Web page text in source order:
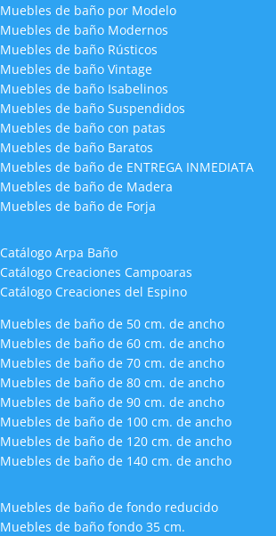
Muebles de baño por Modelo
Muebles de baño Modernos
Muebles de baño Rústicos
Muebles de baño Vintage
Muebles de baño Isabelinos
Muebles de baño Suspendidos
Muebles de baño con patas
Muebles de baño Baratos
Muebles de baño de ENTREGA INMEDIATA
Muebles de baño de Madera
Muebles de baño de Forja
Catálogo Arpa Baño
Catálogo Creaciones Campoaras
Catálogo Creaciones del Espino
Muebles de baño de 50 cm. de ancho
Muebles de baño de 60 cm. de ancho
Muebles de baño de 70 cm. de ancho
Muebles de baño de 80 cm. de ancho
Muebles de baño de 90 cm. de ancho
Muebles de baño de 100 cm. de ancho
Muebles de baño de 120 cm. de ancho
Muebles de baño de 140 cm. de ancho
Muebles de baño de fondo reducido
Muebles de baño fondo 35 cm.